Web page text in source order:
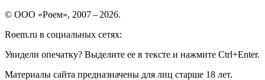
© ООО «Роем», 2007 – 2026.
Roem.ru в социальных сетях:
Увидели опечатку? Выделите ее в тексте и нажмите Ctrl+Enter.
Материалы сайта предназначены для лиц старше 18 лет.